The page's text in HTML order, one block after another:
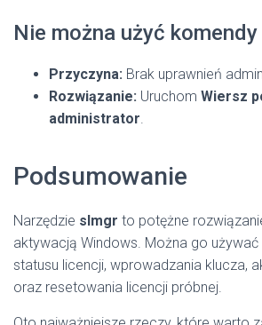
Nie można użyć
Przyczyna: Brak uprawnień
Rozwiązanie: Uruchom Wiersz
administrator.
Podsumowanie
Narzędzie slmgr to potężne
aktywacją Windows. Można go
statusu licencji, wprowadzania klucza,
oraz resetowania licencji próbnej.